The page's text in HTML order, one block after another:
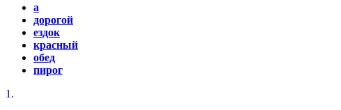
а
дорогой
ездок
красный
обед
пирог
1.